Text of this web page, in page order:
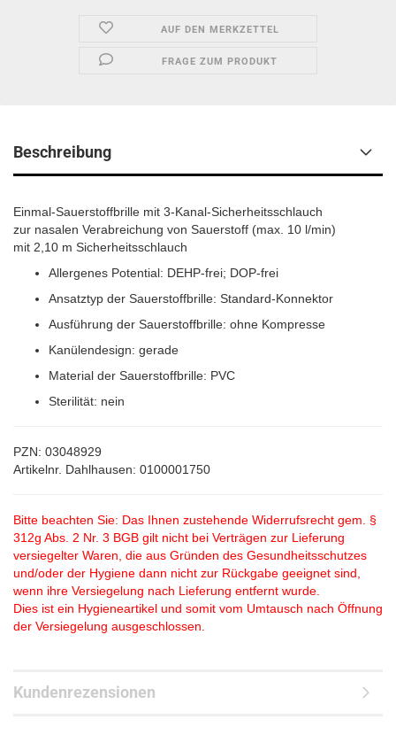
AUF DEN MERKZETTEL
FRAGE ZUM PRODUKT
Beschreibung
Einmal-Sauerstoffbrille mit 3-Kanal-Sicherheitsschlauch
zur nasalen Verabreichung von Sauerstoff (max. 10 l/min)
mit 2,10 m Sicherheitsschlauch
Allergenes Potential: DEHP-frei; DOP-frei
Ansatztyp der Sauerstoffbrille: Standard-Konnektor
Ausführung der Sauerstoffbrille: ohne Kompresse
Kanülendesign: gerade
Material der Sauerstoffbrille: PVC
Sterilität: nein
PZN: 03048929
Artikelnr. Dahlhausen: 0100001750
Bitte beachten Sie: Das Ihnen zustehende Widerrufsrecht gem. §
312g Abs. 2 Nr. 3 BGB gilt nicht bei Verträgen zur Lieferung
versiegelter Waren, die aus Gründen des Gesundheitsschutzes
und/oder der Hygiene dann nicht zur Rückgabe geeignet sind,
wenn ihre Versiegelung nach Lieferung entfernt wurde.
Dies ist ein Hygieneartikel und somit vom Umtausch nach Öffnung
der Versiegelung ausgeschlossen.
Kundenrezensionen